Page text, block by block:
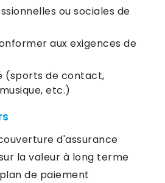
ou sociales de
aux exigences de
(sports de contact,
etc.)
d'assurance
la valeur à long terme
de paiement